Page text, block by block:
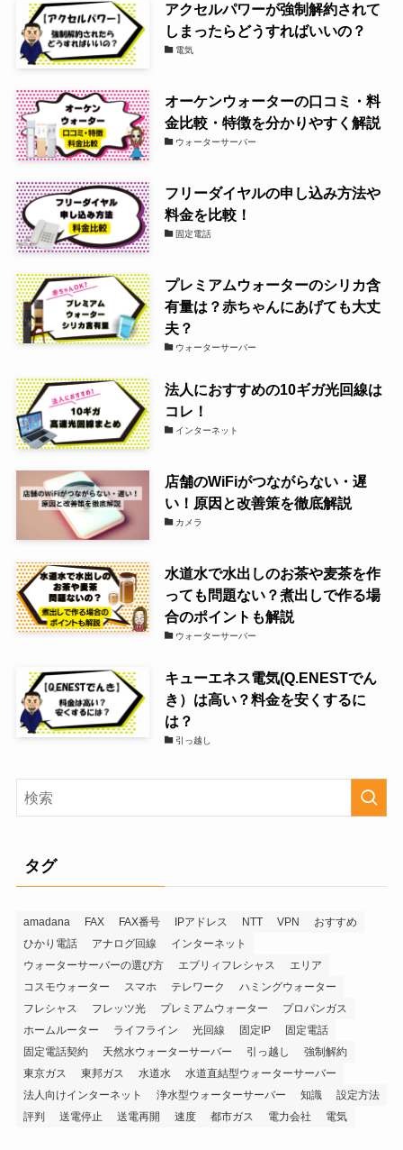
アクセルパワーが強制解約されて
しまったらどうすればいいの？
電気
オーケンウォーターの口コミ・料
金比較・特徴を分かりやすく解説
ウォーターサーバー
フリーダイヤルの申し込み方法や
料金を比較！
固定電話
プレミアムウォーターのシリカ含
有量は？赤ちゃんにあげても大丈
夫？
ウォーターサーバー
法人におすすめの10ギガ光回線は
コレ！
インターネット
店舗のWiFiがつながらない・遅
い！原因と改善策を徹底解説
カメラ
水道水で水出しのお茶や麦茶を作
っても問題ない？煮出しで作る場
合のポイントも解説
ウォーターサーバー
キューエネス電気(Q.ENESTでん
き）は高い？料金を安くするに
は？
引っ越し
タグ
amadana FAX FAX番号 IPアドレス NTT VPN
おすすめ
ひかり電話
アナログ回線
インターネット
ウォーターサーバーの選び方
エブリィフレシャス
エリア
コスモウォーター
スマホ テレワーク
ハミングウォーター
フレシャス
フレッツ光 プレミアムウォーター
プロパンガス
ホームルーター
ライフライン 光回線 固定IP
固定電話
固定電話契約
天然水ウォーターサーバー 引っ越し
強制解約
東京ガス
東邦ガス 水道水
水道直結型ウォーターサーバー
法人向けインターネット
浄水型ウォーターサーバー 知識
設定方法
評判
送電停止 送電再開 速度 都市ガス 電力会社 電気